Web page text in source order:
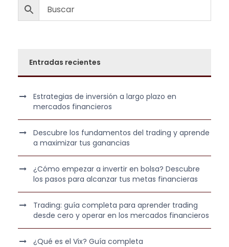
€
0
.
€
i
a
6
9
9
,
0
0
€
a
5
,
0
€
.
Entradas recientes
Estrategias de inversión a largo plazo en
mercados financieros
Descubre los fundamentos del trading y aprende
a maximizar tus ganancias
¿Cómo empezar a invertir en bolsa? Descubre
los pasos para alcanzar tus metas financieras
Trading: guía completa para aprender trading
desde cero y operar en los mercados financieros
¿Qué es el Vix? Guía completa